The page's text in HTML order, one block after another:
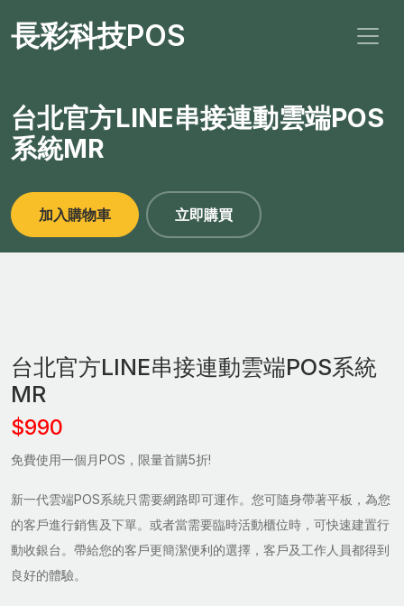
長彩科技POS
台北官方LINE串接連動雲端POS
系統MR
加入購物車 立即購買
台北官方LINE串接連動雲端POS系統
MR
$990
免費使用一個月POS，限量首購5折!
新一代雲端POS系統只需要網路即可運作。您可隨身帶著平板，為您
的客戶進行銷售及下單。或者當需要臨時活動櫃位時，可快速建置行
動收銀台。帶給您的客戶更簡潔便利的選擇，客戶及工作人員都得到
良好的體驗。